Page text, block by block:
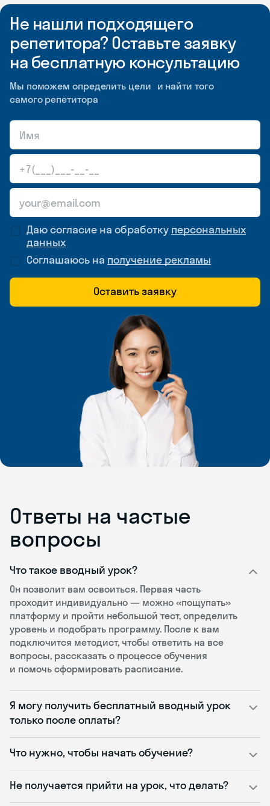
Не нашли подходящего
репетитора? Оставьте заявку
на бесплатную консультацию
Мы поможем определить цели и найти того
самого репетитора
Даю согласие на обработку персональных
данных
Соглашаюсь на получение рекламы
Оставить заявку
Ответы на частые
вопросы
Что такое вводный урок?
Он позволит вам освоиться. Первая часть
проходит индивидуально — можно «пощупать»
платформу и пройти небольшой тест, определить
уровень и подобрать программу. После к вам
подключится методист, чтобы ответить на все
вопросы, рассказать о процессе обучения
и помочь сформировать расписание.
Я могу получить бесплатный вводный урок
только после оплаты?
Что нужно, чтобы начать обучение?
Не получается прийти на урок, что делать?